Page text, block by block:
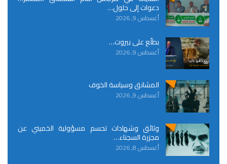
دعوات إلى حلول…
أغسطس 9, 2026
بطلّع على بيروت…
أغسطس 9, 2026
المشانق وسياسة الخوف
أغسطس 9, 2026
وثائق وشهادات تحسم مسؤولية الخميني عن
مجزرة السجناء…
أغسطس 8, 2026